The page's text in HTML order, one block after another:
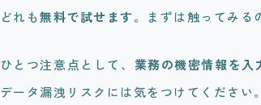
どれも無料で試せます。まずは触ってみる
ひとつ注意点として、 業務の機密情報を入
データ漏洩リスクには気をつけてください。